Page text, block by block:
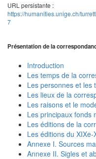
URL persistante :
https://humanities.unige.ch/
7
Présentation de la
Introduction
Les temps de la
Les personnes et les
Les lieux de la
Les raisons et le
Les principaux fonds
Les éditions de la
Les éditions du XIXe-
Annexe I. Sources
Annexe II. Sigles et